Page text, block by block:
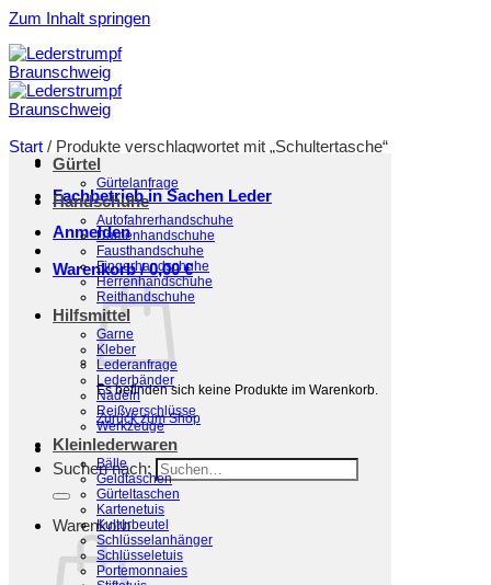
Zum Inhalt springen
Fachbetrieb in Sachen Leder
Anmelden
Warenkorb /0,00€
Es befinden sich keine Produkte im Warenkorb.
Zurück zum Shop
Suchen nach:
Warenkorb
Gürtel
Gürtelanfrage
Handschuhe
Autofahrerhandschuhe
Damenhandschuhe
Fausthandschuhe
Fingerhandschuhe
Herrenhandschuhe
Reithandschuhe
Hilfsmittel
Garne
Kleber
Lederanfrage
Lederbänder
Nadeln
Reißverschlüsse
Werkzeuge
Kleinlederwaren
Bälle
Geldtaschen
Gürteltaschen
Kartenetuis
Kulturbeutel
Schlüsselanhänger
Schlüsseletuis
Portemonnaies
Start / Produkte verschlagwortet mit „Schultertasche“
Filter